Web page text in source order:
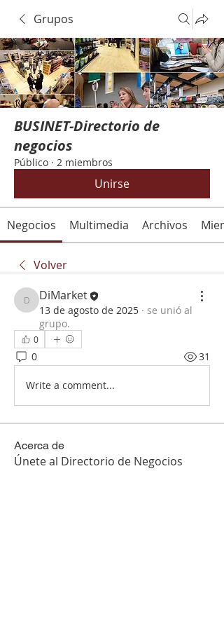
Grupos
BUSINET-Directorio de
negocios
Público · 2 miembros
Unirse
Negocios Multimedia Archivos
Volver
DiMarket
DiMarket
13 de agosto de 2025 · se unió al
grupo.
0
0 31
Write a comment...
Acerca de
Únete al Directorio de Negocios